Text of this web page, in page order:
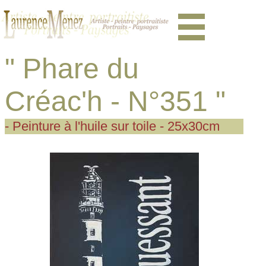
" Phare du
Créac'h - N°351 "
- Peinture à l'huile sur toile - 25x30cm